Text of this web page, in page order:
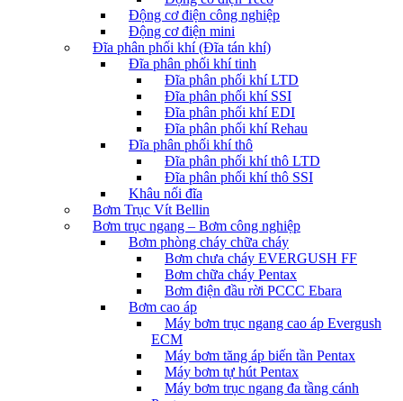
Động cơ điện công nghiệp
Động cơ điện mini
Đĩa phân phối khí (Đĩa tán khí)
Đĩa phân phối khí tinh
Đĩa phân phối khí LTD
Đĩa phân phối khí SSI
Đĩa phân phối khí EDI
Đĩa phân phối khí Rehau
Đĩa phân phối khí thô
Đĩa phân phối khí thô LTD
Đĩa phân phối khí thô SSI
Khâu nối đĩa
Bơm Trục Vít Bellin
Bơm trục ngang – Bơm công nghiệp
Bơm phòng cháy chữa cháy
Bơm chưa cháy EVERGUSH FF
Bơm chữa cháy Pentax
Bơm điện đầu rời PCCC Ebara
Bơm cao áp
Máy bơm trục ngang cao áp Evergush
ECM
Máy bơm tăng áp biến tần Pentax
Máy bơm tự hút Pentax
Máy bơm trục ngang đa tầng cánh